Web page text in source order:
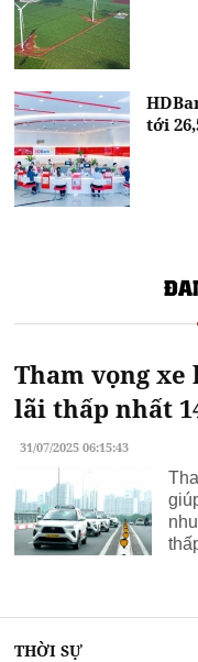
tới
Tham vọng
lãi thấp nhất
31/07/2025 06:15:43
THỜI SỰ